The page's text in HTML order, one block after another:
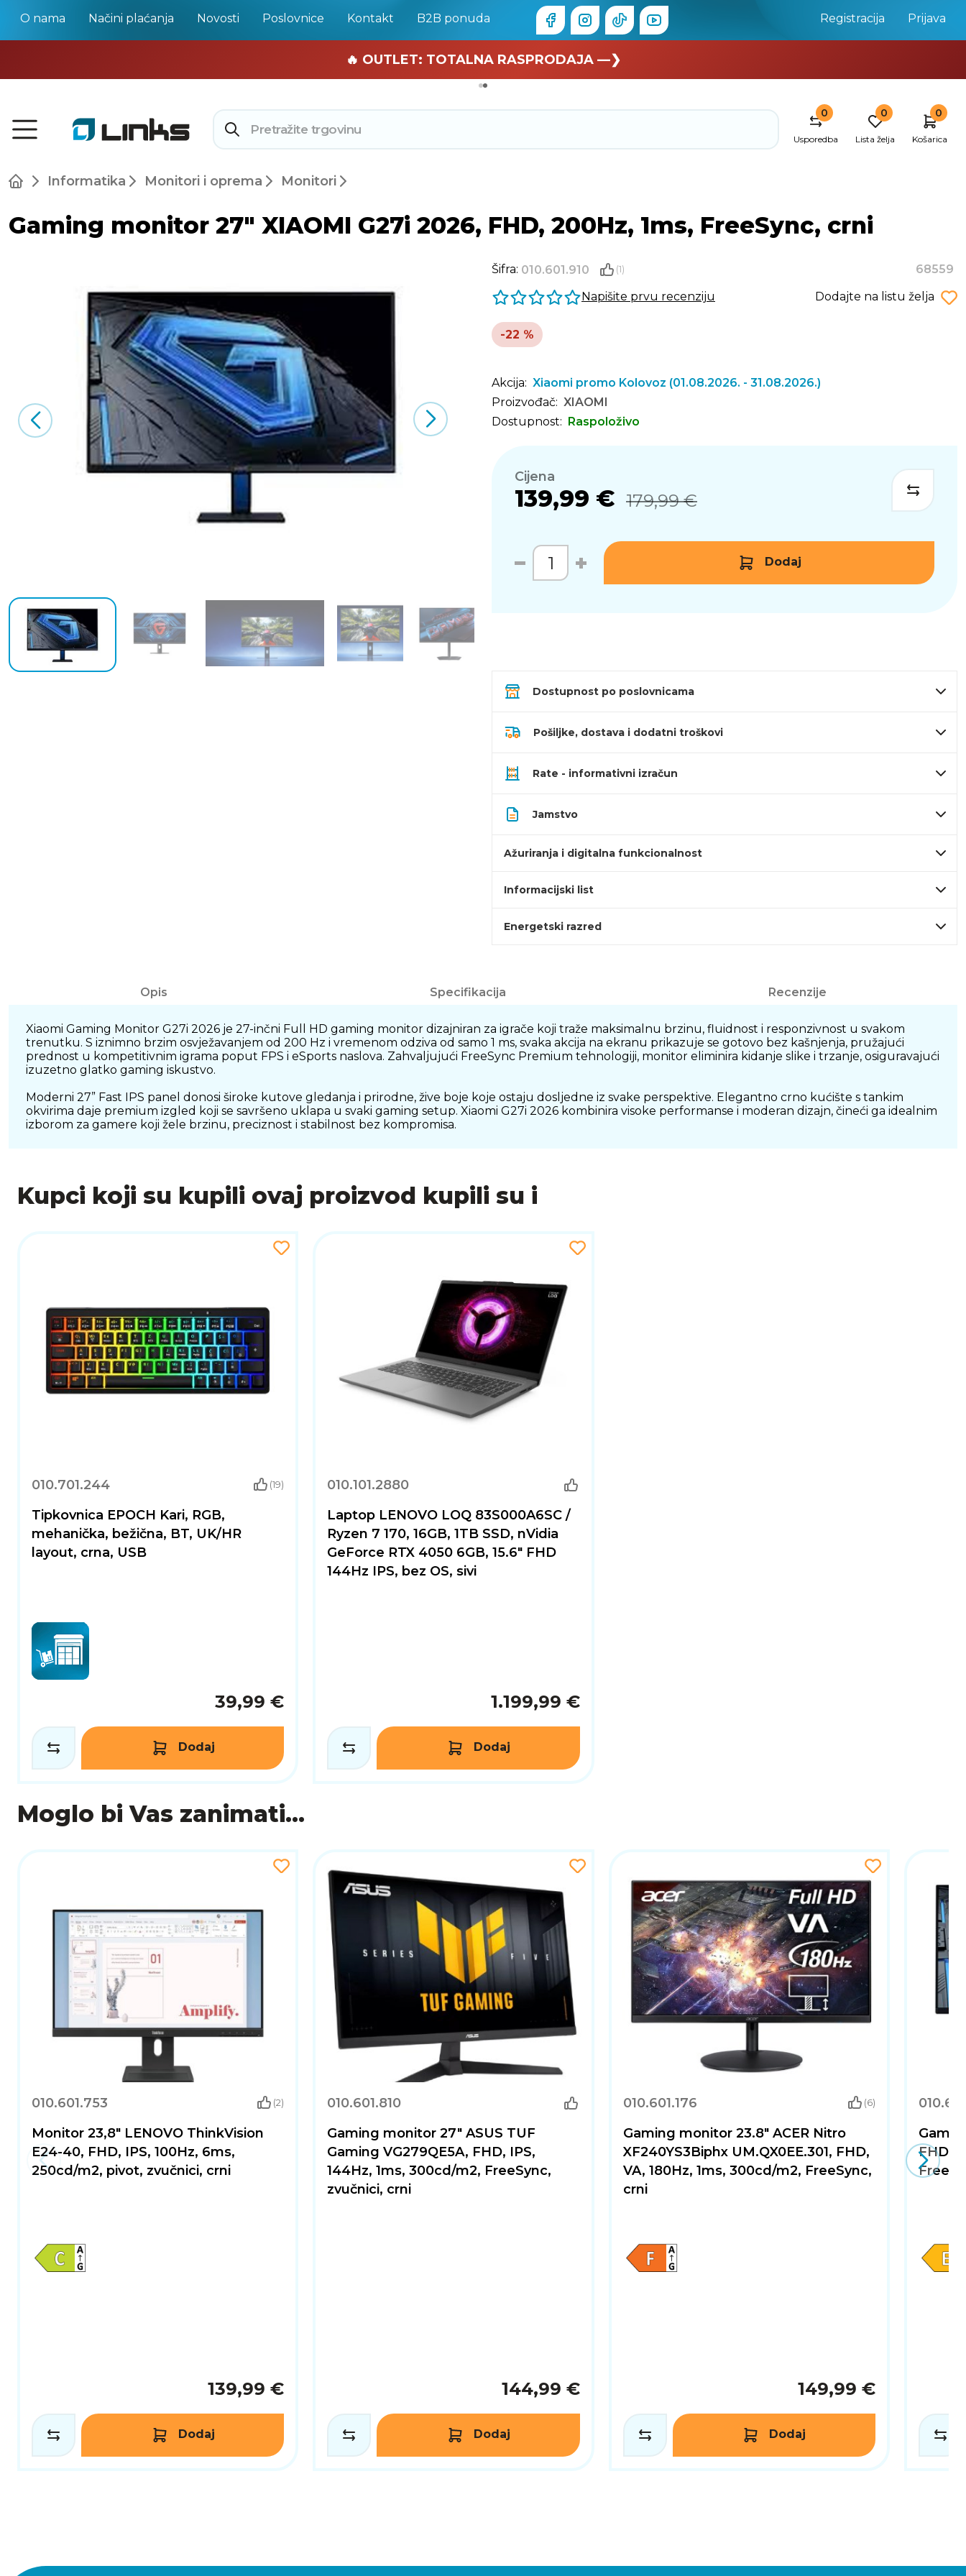
O nama Načini plaćanja Novosti Poslovnice Kontakt B2B ponuda Registracija Prijava
🏄 Zaslužuješ odmor —❯
🔥 OUTLET: TOTALNA RASPRODAJA —❯
0
Usporedba
0
Lista želja
0
Košarica
Informatika Monitori i oprema Monitori
Gaming monitor 27" XIAOMI G27i 2026, FHD, 200Hz, 1ms, FreeSync, crni
Šifra: 010.601.910 (1)
68559
Napišite prvu recenziju
Dodajte na listu želja
-22 %
Akcija: Xiaomi promo Kolovoz (01.08.2026. - 31.08.2026.)
Proizvođač: XIAOMI
Dostupnost: Raspoloživo
Cijena
139,99 € 179,99 €
Dodaj
Dostupnost po poslovnicama
Pošiljke, dostava i dodatni troškovi
Rate - informativni izračun
Jamstvo
Ažuriranja i digitalna funkcionalnost
Informacijski list
Energetski razred
Opis Specifikacija Recenzije
Xiaomi Gaming Monitor G27i 2026 je 27-inčni Full HD gaming monitor dizajniran za igrače koji traže maksimalnu brzinu, fluidnost i responzivnost u svakom
trenutku. S iznimno brzim osvježavanjem od 200 Hz i vremenom odziva od samo 1 ms, svaka akcija na ekranu prikazuje se gotovo bez kašnjenja, pružajući
prednost u kompetitivnim igrama poput FPS i eSports naslova. Zahvaljujući FreeSync Premium tehnologiji, monitor eliminira kidanje slike i trzanje, osiguravajući
izuzetno glatko gaming iskustvo.
Moderni 27” Fast IPS panel donosi široke kutove gledanja i prirodne, žive boje koje ostaju dosljedne iz svake perspektive. Elegantno crno kućište s tankim
okvirima daje premium izgled koji se savršeno uklapa u svaki gaming setup. Xiaomi G27i 2026 kombinira visoke performanse i moderan dizajn, čineći ga idealnim
izborom za gamere koji žele brzinu, preciznost i stabilnost bez kompromisa.
Kupci koji su kupili ovaj proizvod kupili su i
010.701.244 (19)
Tipkovnica EPOCH Kari, RGB,
mehanička, bežična, BT, UK/HR
layout, crna, USB
39,99 €
Dodaj
010.101.2880
Laptop LENOVO LOQ 83S000A6SC /
Ryzen 7 170, 16GB, 1TB SSD, nVidia
GeForce RTX 4050 6GB, 15.6" FHD
144Hz IPS, bez OS, sivi
1.199,99 €
Dodaj
Moglo bi Vas zanimati...
010.601.753 (2)
Monitor 23,8" LENOVO ThinkVision
E24-40, FHD, IPS, 100Hz, 6ms,
250cd/m2, pivot, zvučnici, crni
139,99 €
Dodaj
010.601.810
Gaming monitor 27" ASUS TUF
Gaming VG279QE5A, FHD, IPS,
144Hz, 1ms, 300cd/m2, FreeSync,
zvučnici, crni
144,99 €
Dodaj
010.601.176 (6)
Gaming monitor 23.8" ACER Nitro
XF240YS3Biphx UM.QX0EE.301, FHD,
VA, 180Hz, 1ms, 300cd/m2, FreeSync,
crni
149,99 €
Dodaj
FHD,